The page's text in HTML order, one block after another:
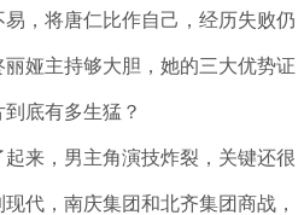
易，将唐仁比作自己，经历失败仍
丽娅主持够大胆，她的三大优势证
底有多生猛？
起来，男主角演技炸裂，关键还很
代，南庆集团和北齐集团商战，